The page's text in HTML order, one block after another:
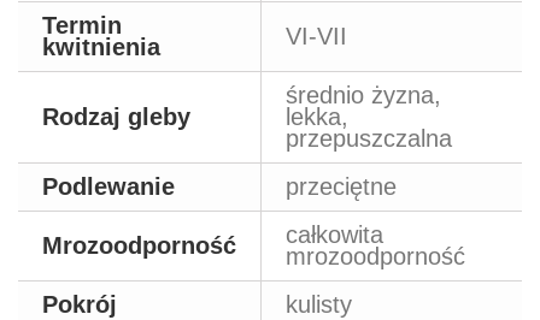
Termin
kwitnienia
VI-VII
Rodzaj gleby
średnio żyzna,
lekka,
przepuszczalna
Podlewanie
przeciętne
Mrozoodporność
całkowita
mrozoodporność
Pokrój
kulisty